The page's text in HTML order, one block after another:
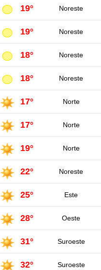
19° Noreste
19° Noreste
18° Noreste
18° Noreste
17° Norte
17° Norte
19° Norte
22° Noreste
25° Este
28° Oeste
31° Suroeste
32° Suroeste